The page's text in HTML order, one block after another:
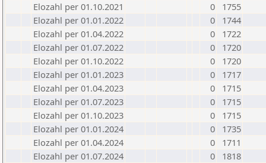
Elozahl per 01.10.2021
0
1755
Elozahl per 01.01.2022
0
1744
Elozahl per 01.04.2022
0
1722
Elozahl per 01.07.2022
0
1720
Elozahl per 01.10.2022
0
1720
Elozahl per 01.01.2023
0
1717
Elozahl per 01.04.2023
0
1715
Elozahl per 01.07.2023
0
1715
Elozahl per 01.10.2023
0
1715
Elozahl per 01.01.2024
0
1735
Elozahl per 01.04.2024
0
1711
Elozahl per 01.07.2024
0
1818